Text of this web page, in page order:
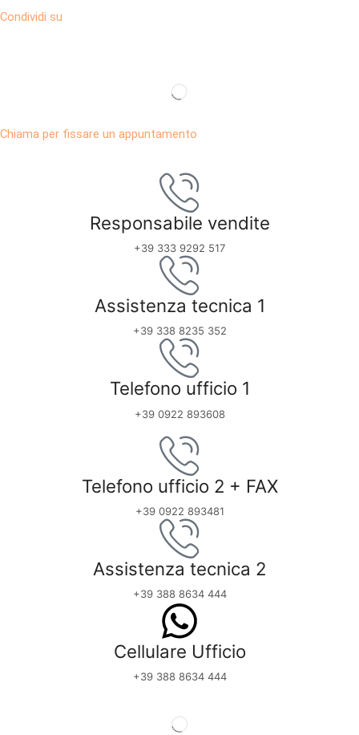
Condividi su
Chiama per fissare un appuntamento
Responsabile vendite
+39 333 9292 517
Assistenza tecnica 1
+39 338 8235 352
Telefono ufficio 1
+39 0922 893608
Telefono ufficio 2 + FAX
+39 0922 893481
Assistenza tecnica 2
+39 388 8634 444
Cellulare Ufficio
+39 388 8634 444